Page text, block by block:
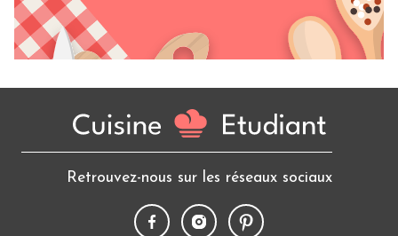
Retrouvez-nous sur les réseaux sociaux